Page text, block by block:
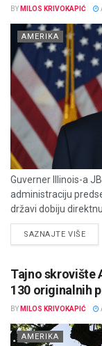
BY MILOS KRIVOKAPIĆ
AMERIKA
Guverner Illinois-a
administraciju
državi dobiju
SAZNAJTE VIŠE
Tajno skrovište
130 originalnih
BY MILOS KRIVOKAPIĆ
AMERIKA